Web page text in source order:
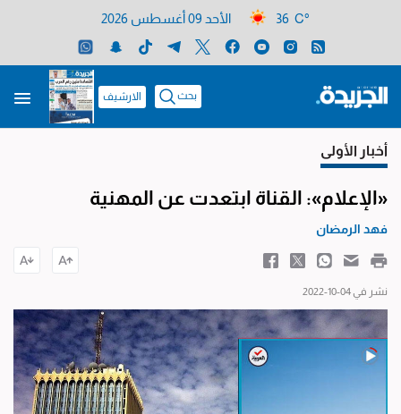
36 C° الأحد 09 أغسطس 2026
بحث الارشيف
أخبار الأولى
«الإعلام»: القناة ابتعدت عن المهنية
فهد الرمضان
نشر في 04-10-2022